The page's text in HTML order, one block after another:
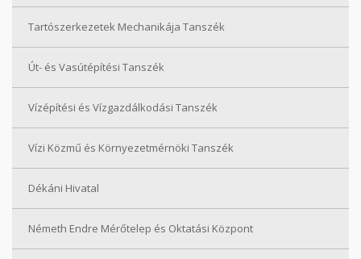
Tartószerkezetek Mechanikája Tanszék
Út- és Vasútépítési Tanszék
Vízépítési és Vízgazdálkodási Tanszék
Vízi Közmű és Környezetmérnöki Tanszék
Dékáni Hivatal
Németh Endre Mérőtelep és Oktatási Központ